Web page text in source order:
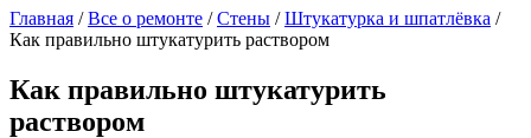
Главная /Все о ремонте /Стены /Штукатурка и шпатлёвка /
Как правильно штукатурить раствором
Как правильно штукатурить
раствором